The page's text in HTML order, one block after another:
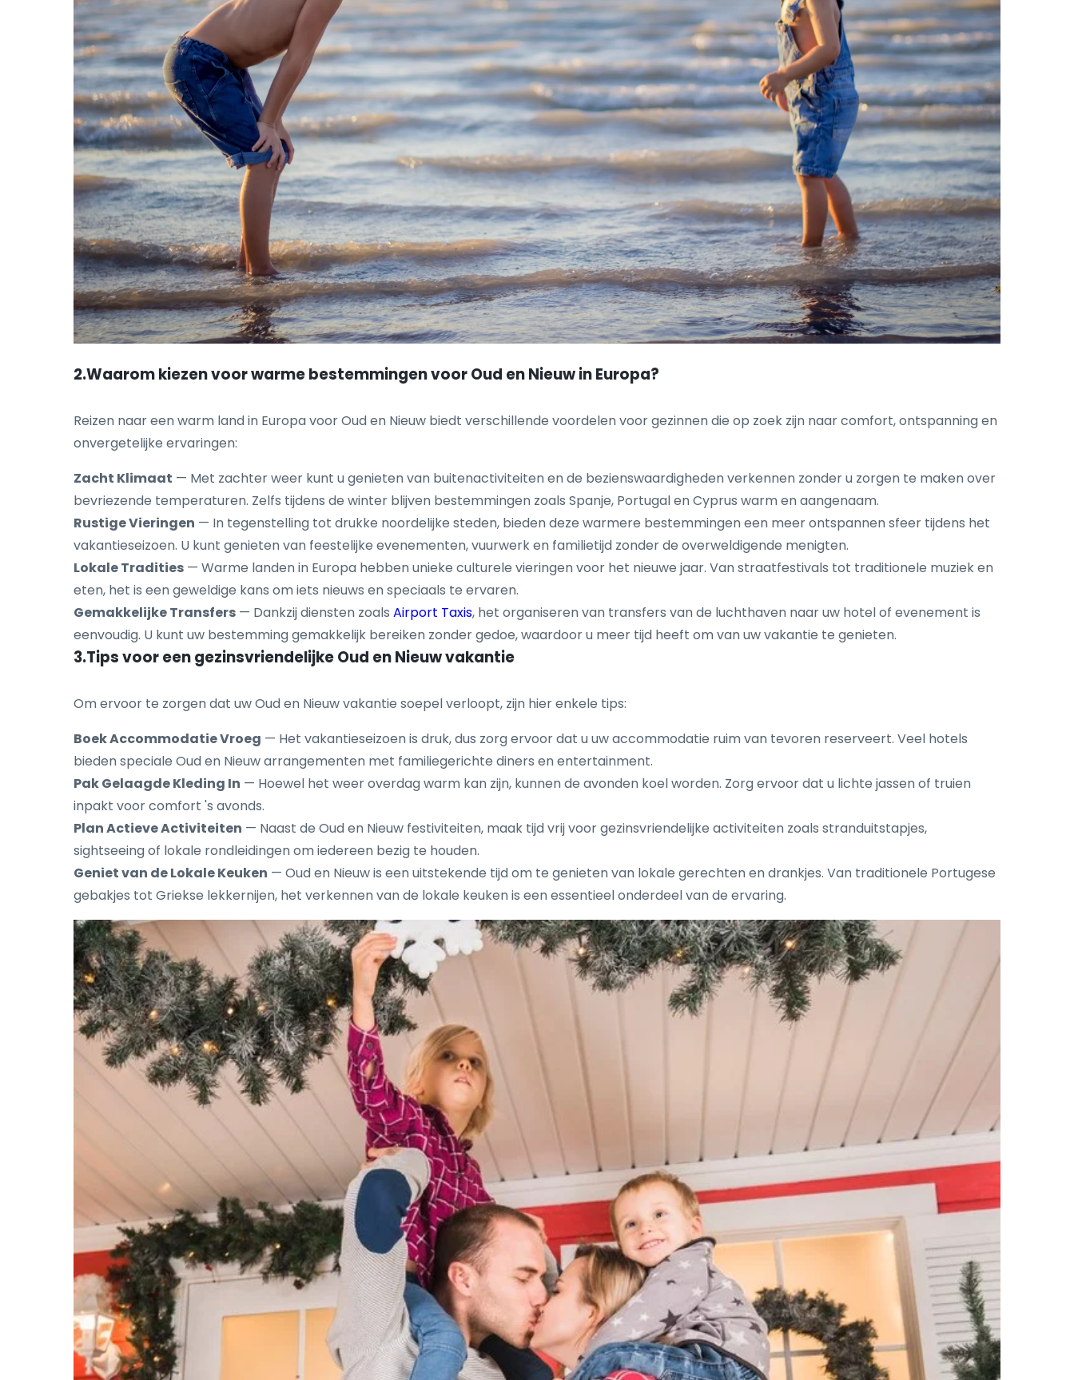
2.Waarom kiezen voor warme bestemmingen voor Oud en Nieuw in Europa?
Reizen naar een warm land in Europa voor Oud en Nieuw biedt verschillende voordelen voor gezinnen die op zoek zijn naar comfort, ontspanning en
onvergetelijke ervaringen:
Zacht Klimaat — Met zachter weer kunt u genieten van buitenactiviteiten en de bezienswaardigheden verkennen zonder u zorgen te maken over
bevriezende temperaturen. Zelfs tijdens de winter blijven bestemmingen zoals Spanje, Portugal en Cyprus warm en aangenaam.
Rustige Vieringen — In tegenstelling tot drukke noordelijke steden, bieden deze warmere bestemmingen een meer ontspannen sfeer tijdens het
vakantieseizoen. U kunt genieten van feestelijke evenementen, vuurwerk en familietijd zonder de overweldigende menigten.
Lokale Tradities — Warme landen in Europa hebben unieke culturele vieringen voor het nieuwe jaar. Van straatfestivals tot traditionele muziek en
eten, het is een geweldige kans om iets nieuws en speciaals te ervaren.
Gemakkelijke Transfers — Dankzij diensten zoals Airport Taxis, het organiseren van transfers van de luchthaven naar uw hotel of evenement is
eenvoudig. U kunt uw bestemming gemakkelijk bereiken zonder gedoe, waardoor u meer tijd heeft om van uw vakantie te genieten.
3.Tips voor een gezinsvriendelijke Oud en Nieuw vakantie
Om ervoor te zorgen dat uw Oud en Nieuw vakantie soepel verloopt, zijn hier enkele tips:
Boek Accommodatie Vroeg — Het vakantieseizoen is druk, dus zorg ervoor dat u uw accommodatie ruim van tevoren reserveert. Veel hotels
bieden speciale Oud en Nieuw arrangementen met familiegerichte diners en entertainment.
Pak Gelaagde Kleding In — Hoewel het weer overdag warm kan zijn, kunnen de avonden koel worden. Zorg ervoor dat u lichte jassen of truien
inpakt voor comfort 's avonds.
Plan Actieve Activiteiten — Naast de Oud en Nieuw festiviteiten, maak tijd vrij voor gezinsvriendelijke activiteiten zoals stranduitstapjes,
sightseeing of lokale rondleidingen om iedereen bezig te houden.
Geniet van de Lokale Keuken — Oud en Nieuw is een uitstekende tijd om te genieten van lokale gerechten en drankjes. Van traditionele Portugese
gebakjes tot Griekse lekkernijen, het verkennen van de lokale keuken is een essentieel onderdeel van de ervaring.